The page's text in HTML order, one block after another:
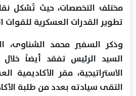
مختلف التخصصات، حيث تُشكل
تطوير القدرات العسكرية للقوات
وذكر السفير محمد الشناوى،
السيد الرئيس تفقد أيضاً خلال
الاستراتيجية، مقر الأكاديمية
التقى سيادته بعدد من طلبة